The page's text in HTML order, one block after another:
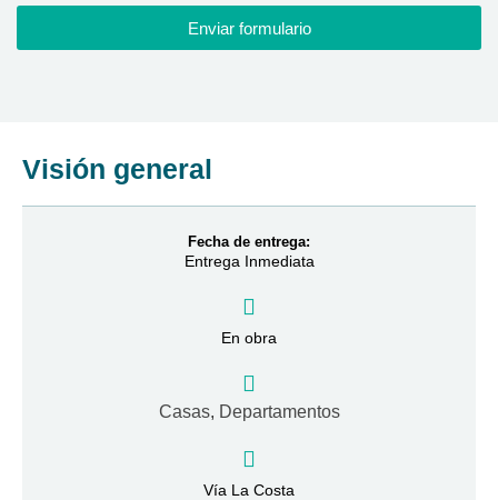
Visión general
Fecha de entrega:
Entrega Inmediata
En obra
Casas, Departamentos
Vía La Costa
Enviar formulario